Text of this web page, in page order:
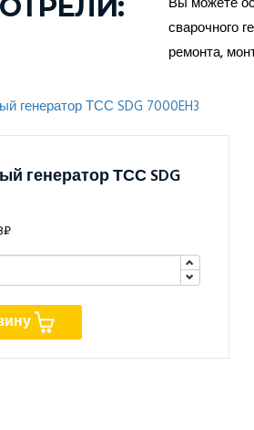
сварочного
ремонта,
генератор ТСС SDG